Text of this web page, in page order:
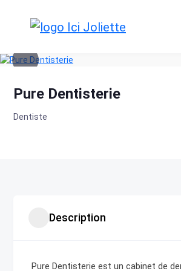
content
Pure Dentisterie
Dentiste
Description
Pure Dentisterie est un cabinet de